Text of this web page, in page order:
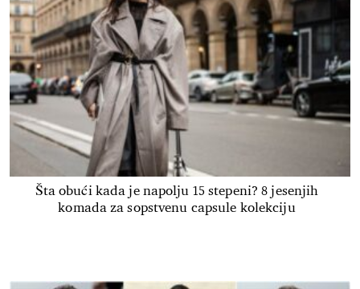
Šta obući kada je napolju 15 stepeni? 8 jesenjih
komada za sopstvenu capsule kolekciju